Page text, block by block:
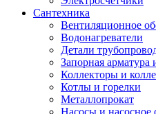
Сантехника
Вентиляционное
Водонагреватели
Детали
Запорная арматура
Коллекторы и
Котлы и горелки
Металлопрокат
Насосы и насосное